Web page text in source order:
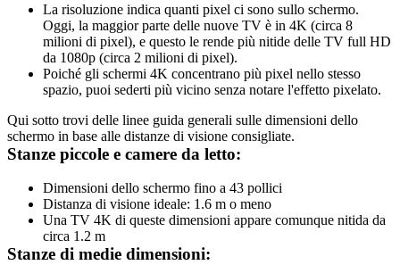
La risoluzione indica quanti pixel ci sono sullo schermo.
Oggi, la maggior parte delle nuove TV è in 4K (circa 8
milioni di pixel), e questo le rende più nitide delle TV full HD
da 1080p (circa 2 milioni di pixel).
Poiché gli schermi 4K concentrano più pixel nello stesso
spazio, puoi sederti più vicino senza notare l'effetto pixelato.
Qui sotto trovi delle linee guida generali sulle dimensioni dello
schermo in base alle distanze di visione consigliate.
Stanze piccole e camere da letto:
Dimensioni dello schermo fino a 43 pollici
Distanza di visione ideale: 1.6 m o meno
Una TV 4K di queste dimensioni appare comunque nitida da
circa 1.2 m
Stanze di medie dimensioni: